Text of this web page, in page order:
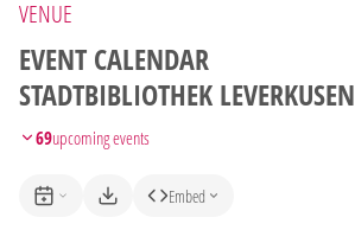
VENUE
EVENT CALENDAR
STADTBIBLIOTHEK LEVERKUSEN
69upcoming events
Embed